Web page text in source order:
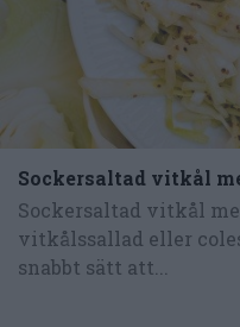
Sockersaltad vitkål
Sockersaltad vitkål
vitkålssallad eller
snabbt sätt att...